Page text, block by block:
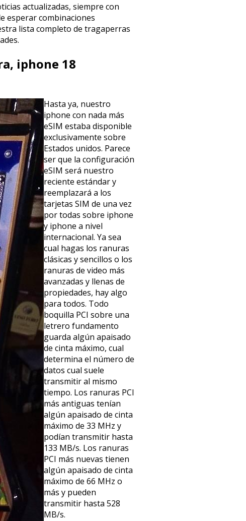
actualizadas, siempre con
esperar combinaciones
lista completo de tragaperras
iphone 18
Hasta ya, nuestro
iphone con nada más
eSIM estaba disponible
exclusivamente sobre
Estados unidos. Parece
ser que la configuración
eSIM será nuestro
reciente estándar y
reemplazará a los
tarjetas SIM de una vez
por todas sobre iphone
y iphone a nivel
internacional. Ya sea
cual hagas los ranuras
clásicas y sencillos o los
ranuras de video más
avanzadas y llenas de
propiedades, hay algo
para todos. Todo
boquilla PCI sobre una
letrero fundamento
guarda algún apaisado
de cinta máximo, cual
determina el número de
datos cual suele
transmitir al mismo
tiempo. Los ranuras PCI
más antiguas tenían
algún apaisado de cinta
máximo de 33 MHz y
podían transmitir hasta
133 MB/s. Los ranuras
PCI más nuevas tienen
algún apaisado de cinta
máximo de 66 MHz o
más y pueden
transmitir hasta 528
MB/s.